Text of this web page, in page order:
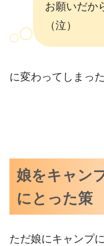
お願いだか
（泣）
に変わってしまっ
娘をキャン
にとった策
ただ娘にキャンプ